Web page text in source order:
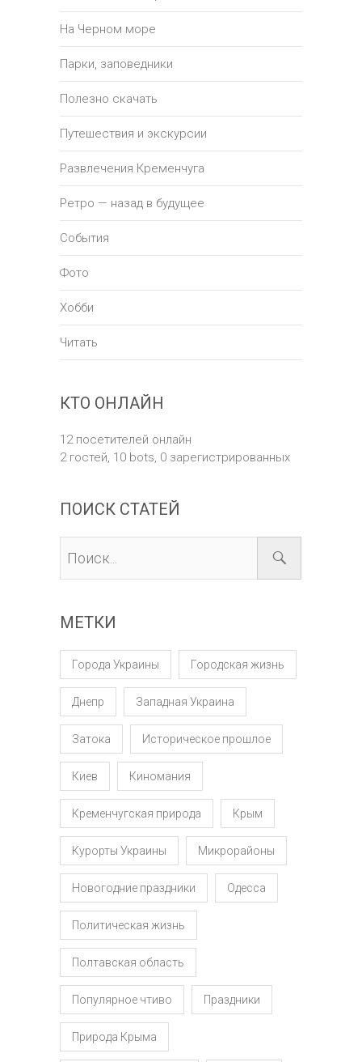
На Черном море
Парки, заповедники
Полезно скачать
Путешествия и экскурсии
Развлечения Кременчуга
Ретро — назад в будущее
События
Фото
Хобби
Читать
КТО ОНЛАЙН
12 посетителей онлайн
2 гостей, 10 bots, 0 зарегистрированных
ПОИСК СТАТЕЙ
МЕТКИ
Города Украины Городская жизнь
Днепр Западная Украина
Затока Историческое прошлое
Киев Киномания
Кременчугская природа Крым
Курорты Украины Микрорайоны
Новогодние праздники Одесса
Политическая жизнь
Полтавская область
Популярное чтиво Праздники
Природа Крыма